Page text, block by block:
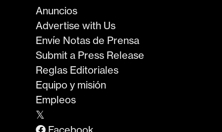
Anuncios
Advertise with Us
Envíe Notas de Prensa
Submit a Press Release
Reglas Editoriales
Equipo y misión
Empleos
𝕏